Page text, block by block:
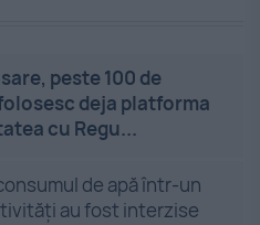
peste 100 de
deja platforma
cu Regu...
de apă într-un
au fost interzise